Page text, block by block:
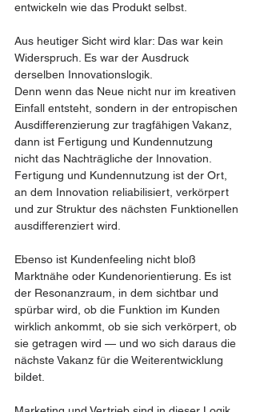
entwickeln wie das Produkt selbst.
Aus heutiger Sicht wird klar: Das war kein
Widerspruch. Es war der Ausdruck
derselben Innovationslogik.
Denn wenn das Neue nicht nur im kreativen
Einfall entsteht, sondern in der entropischen
Ausdifferenzierung zur tragfähigen Vakanz,
dann ist Fertigung und Kundennutzung
nicht das Nachträgliche der Innovation.
Fertigung und Kundennutzung ist der Ort,
an dem Innovation reliabilisiert, verkörpert
und zur Struktur des nächsten Funktionellen
ausdifferenziert wird.
Ebenso ist Kundenfeeling nicht bloß
Marktnähe oder Kundenorientierung. Es ist
der Resonanzraum, in dem sichtbar und
spürbar wird, ob die Funktion im Kunden
wirklich ankommt, ob sie sich verkörpert, ob
sie getragen wird — und wo sich daraus die
nächste Vakanz für die Weiterentwicklung
bildet.